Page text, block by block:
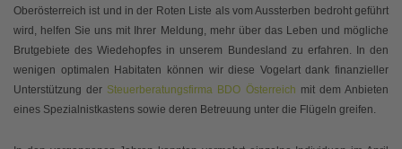
Oberösterreich ist und in der Roten Liste als vom Aussterben bedroht geführt
wird, helfen Sie uns mit Ihrer Meldung, mehr über das Leben und mögliche
Brutgebiete des Wiedehopfes in unserem Bundesland zu erfahren. In den
wenigen optimalen Habitaten können wir diese Vogelart dank finanzieller
Unterstützung der Steuerberatungsfirma BDO Österreich mit dem Anbieten
eines Spezialnistkastens sowie deren Betreuung unter die Flügeln greifen.